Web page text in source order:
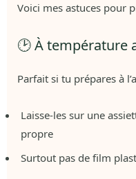
Voici mes astuces pour
🕑 À température
Parfait si tu prépares à
Laisse-les sur une
propre
Surtout pas de film